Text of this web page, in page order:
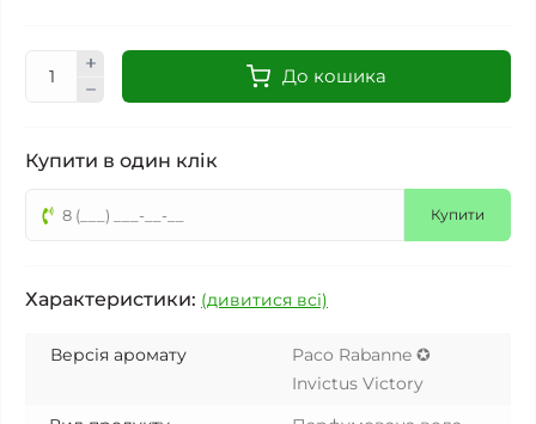
До кошика
Купити в один клік
Купити
Характеристики: (дивитися всі)
Версія аромату
Paco Rabanne ✪
Invictus Victory